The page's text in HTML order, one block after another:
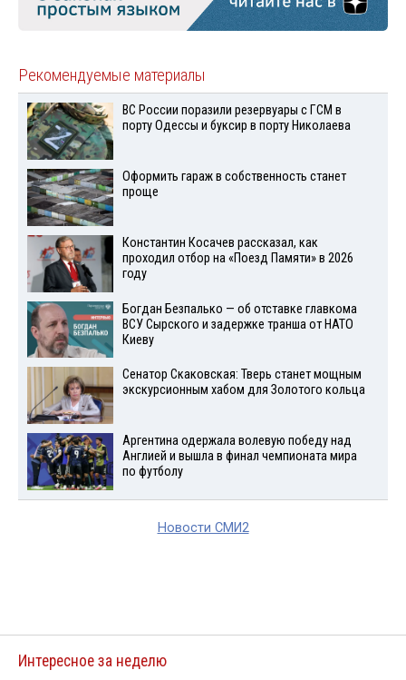
Рекомендуемые материалы
ВС России поразили резервуары с ГСМ в
порту Одессы и буксир в порту Николаева
Оформить гараж в собственность станет
проще
Константин Косачев рассказал, как
проходил отбор на «Поезд Памяти» в 2026
году
Богдан Безпалько — об отставке главкома
ВСУ Сырского и задержке транша от НАТО
Киеву
Сенатор Скаковская: Тверь станет мощным
экскурсионным хабом для Золотого кольца
Аргентина одержала волевую победу над
Англией и вышла в финал чемпионата мира
по футболу
Новости СМИ2
Интересное за неделю